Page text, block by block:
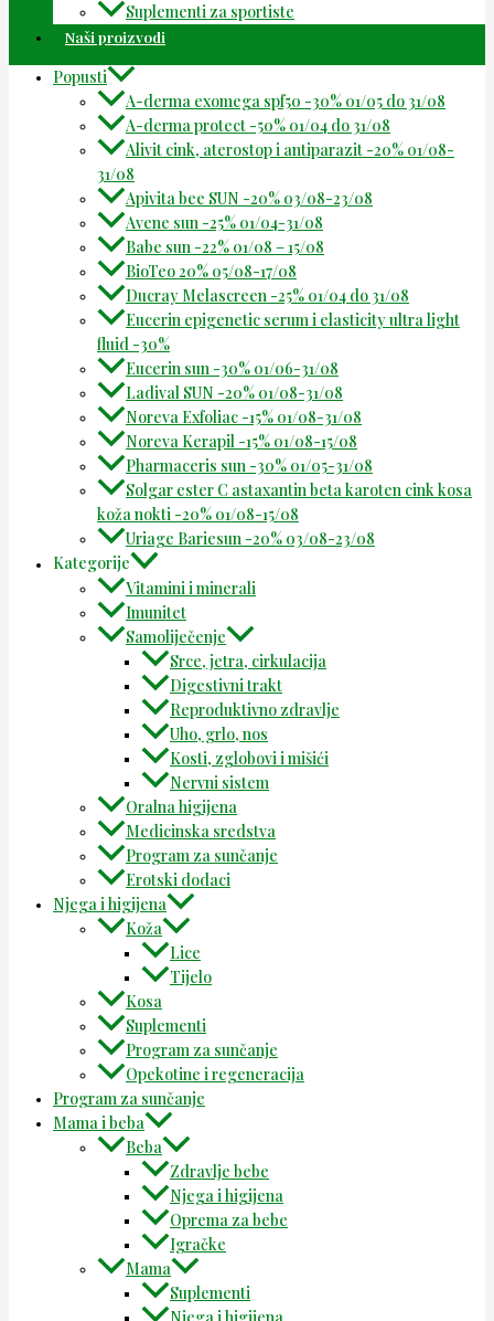
Suplementi za sportiste
Naši proizvodi
Popusti
A-derma exomega spf50 -30% 01/05 do 31/08
A-derma protect -50% 01/04 do 31/08
Alivit cink, aterostop i antiparazit -20% 01/08-
31/08
Apivita bee SUN -20% 03/08-23/08
Avene sun -25% 01/04-31/08
Babe sun -22% 01/08 – 15/08
BioTeo 20% 05/08-17/08
Ducray Melascreen -25% 01/04 do 31/08
Eucerin epigenetic serum i elasticity ultra light
fluid -30%
Eucerin sun -30% 01/06-31/08
Ladival SUN -20% 01/08-31/08
Noreva Exfoliac -15% 01/08-31/08
Noreva Kerapil -15% 01/08-15/08
Pharmaceris sun -30% 01/05-31/08
Solgar ester C astaxantin beta karoten cink kosa
koža nokti -20% 01/08-15/08
Uriage Bariesun -20% 03/08-23/08
Kategorije
Vitamini i minerali
Imunitet
Samoliječenje
Srce, jetra, cirkulacija
Digestivni trakt
Reproduktivno zdravlje
Uho, grlo, nos
Kosti, zglobovi i mišići
Nervni sistem
Oralna higijena
Medicinska sredstva
Program za sunčanje
Erotski dodaci
Njega i higijena
Koža
Lice
Tijelo
Kosa
Suplementi
Program za sunčanje
Opekotine i regeneracija
Program za sunčanje
Mama i beba
Beba
Zdravlje bebe
Njega i higijena
Oprema za bebe
Igračke
Mama
Suplementi